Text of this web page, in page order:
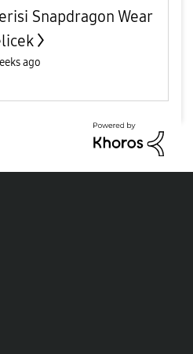
Snapdragon Wear
ago